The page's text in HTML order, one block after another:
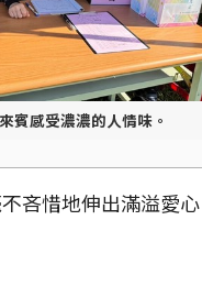
賓感受濃濃的人情味。
吝惜地伸出滿溢愛心